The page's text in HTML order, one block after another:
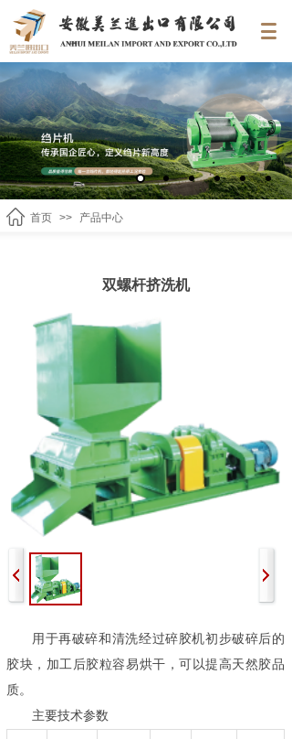
首页 >> 产品中心
双螺杆挤洗机
用于再破碎和清洗经过碎胶机初步破碎后的
胶块，加工后胶粒容易烘干，可以提高天然胶品
质。
主要技术参数